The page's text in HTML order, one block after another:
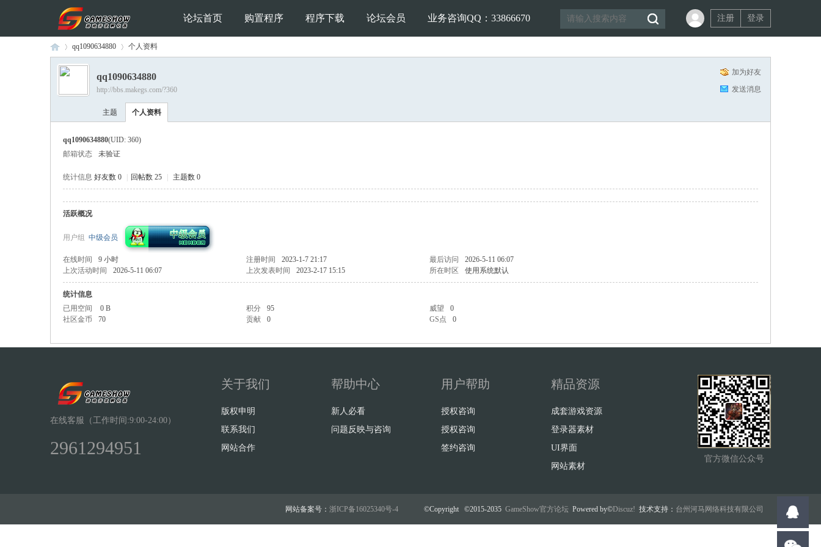
论坛首页 购置程序 程序下载 论坛会员 业务咨询QQ：33866670 注册 登录
Sh
›
qq1090634880 个人资料
加为好友
发送消息
qq1090634880
http://bbs.makegs.com/?360
主题 个人资料
qq1090634880(UID: 360)
邮箱状态
未验证
统计信息 好友数 0 回帖数 25 主题数 0
活跃概况
用户组 中级会员
在线时间 9 小时 注册时间 2023-1-7 21:17 最后访问
2026-5-11 06:07
上次活动时间
2026-5-11 06:07 上次发表时间 2023-2-17 15:15 所在时区 使用系统默认
统计信息
已用空间
0 B 积分 95 威望
0
社区金币
70 贡献 0 GS点 0
在线客服（工作时间:9:00-24:00）
2961294951
关于我们
版权申明
联系我们
网站合作
帮助中心
新人必看
问题反映与咨询
用户帮助
授权咨询
授权咨询
签约咨询
精品资源
成套游戏资源
登录器素材
UI界面
网站素材
官方微信公众号
网站备案号： 浙ICP备16025340号-4 ©Copyright ©2015-2035 GameShow官方论坛 Powered by©Discuz! 技术支持： 台州河马网络科技有限公司